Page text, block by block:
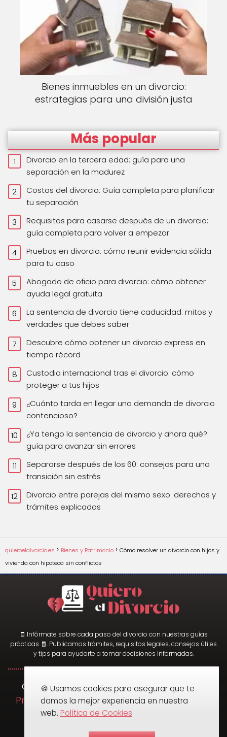
Bienes inmuebles en un divorcio:
estrategias para una división justa
Más popular
Divorcio en la tercera edad: guía para una
separación en la madurez
Costos del divorcio: Guía completa para planificar
tu separación
Requisitos para casarse después de un divorcio:
guía completa para volver a empezar
Pruebas en divorcio: cómo reunir evidencia sólida
para tu caso
Abogado de oficio para divorcio: cómo obtener
ayuda legal gratuita
La sentencia de divorcio tiene caducidad: mitos y
verdades que debes saber
Descubre cómo obtener un divorcio express en
tiempo récord
Custodia internacional tras el divorcio: cómo
proteger a tus hijos
¿Cuánto tarda en llegar una demanda de divorcio
contencioso?
¿Ya tengo la sentencia de divorcio y ahora qué?:
guía para avanzar sin errores
Separarse después de los 60: consejos para una
transición sin estrés
Divorcio entre parejas del mismo sexo: derechos y
trámites explicados
quieroeldivorcio.es Bienes y Patrimonio
Cómo resolver un divorcio con hijos y
vivienda con hipoteca sin conflictos
🧾 Infórmate sobre cada paso del divorcio con nuestras guías
prácticas 🧾. Publicamos trámites, requisitos legales, consejos útiles
y tips para ayudarte a tomar decisiones informadas.
Quiero el Divorcio ©2025 | Cookies|
Privacidad| Términos y Condiciones
Mapa del sitio|
🍪 Usamos cookies para asegurar que te
damos la mejor experiencia en nuestra
web. Política de Cookies